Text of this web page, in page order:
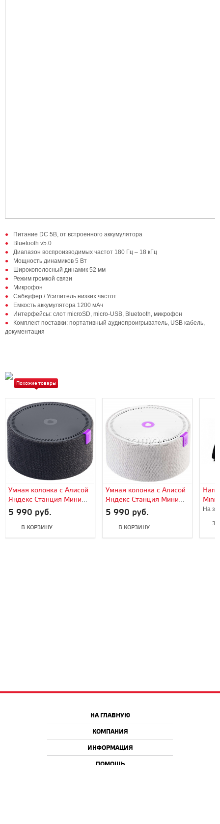
Питание DC 5В, от встроенного аккумулятора
Bluetooth v5.0
Диапазон воспроизводимых частот 180 Гц – 18 кГц
Мощность динамиков 5 Вт
Широкополосный динамик 52 мм
Режим громкой связи
Микрофон
Сабвуфер / Усилитель низких частот
Емкость аккумулятора 1200 мАч
Интерфейсы: слот microSD, micro-USB, Bluetooth, микрофон
Комплект поставки: портативный аудиопроигрыватель, USB кабель,
документация
Похожие товары
Умная колонка с Алисой
Яндекс Станция Мини
(Black/Черный)
5 990 руб.
В КОРЗИНУ
Умная колонка с Алисой
Яндекс Станция Мини
(White/Белый)
5 990 руб.
В КОРЗИНУ
Mini
На
НА ГЛАВНУЮ
КОМПАНИЯ
ИНФОРМАЦИЯ
ПОМОЩЬ